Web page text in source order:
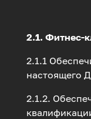
2.1. Фитнес-
2.1.1
настоящего
2.1.2.